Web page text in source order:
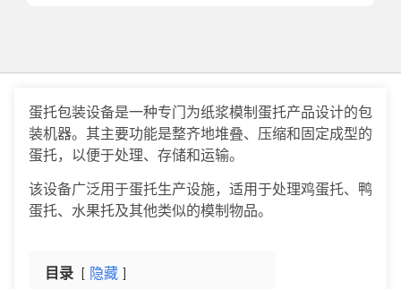
蛋托包装设备是一种专门为纸浆模制蛋托产品设计的包
装机器。其主要功能是整齐地堆叠、压缩和固定成型的
蛋托，以便于处理、存储和运输。
该设备广泛用于蛋托生产设施，适用于处理鸡蛋托、鸭
蛋托、水果托及其他类似的模制物品。
目录
隐藏